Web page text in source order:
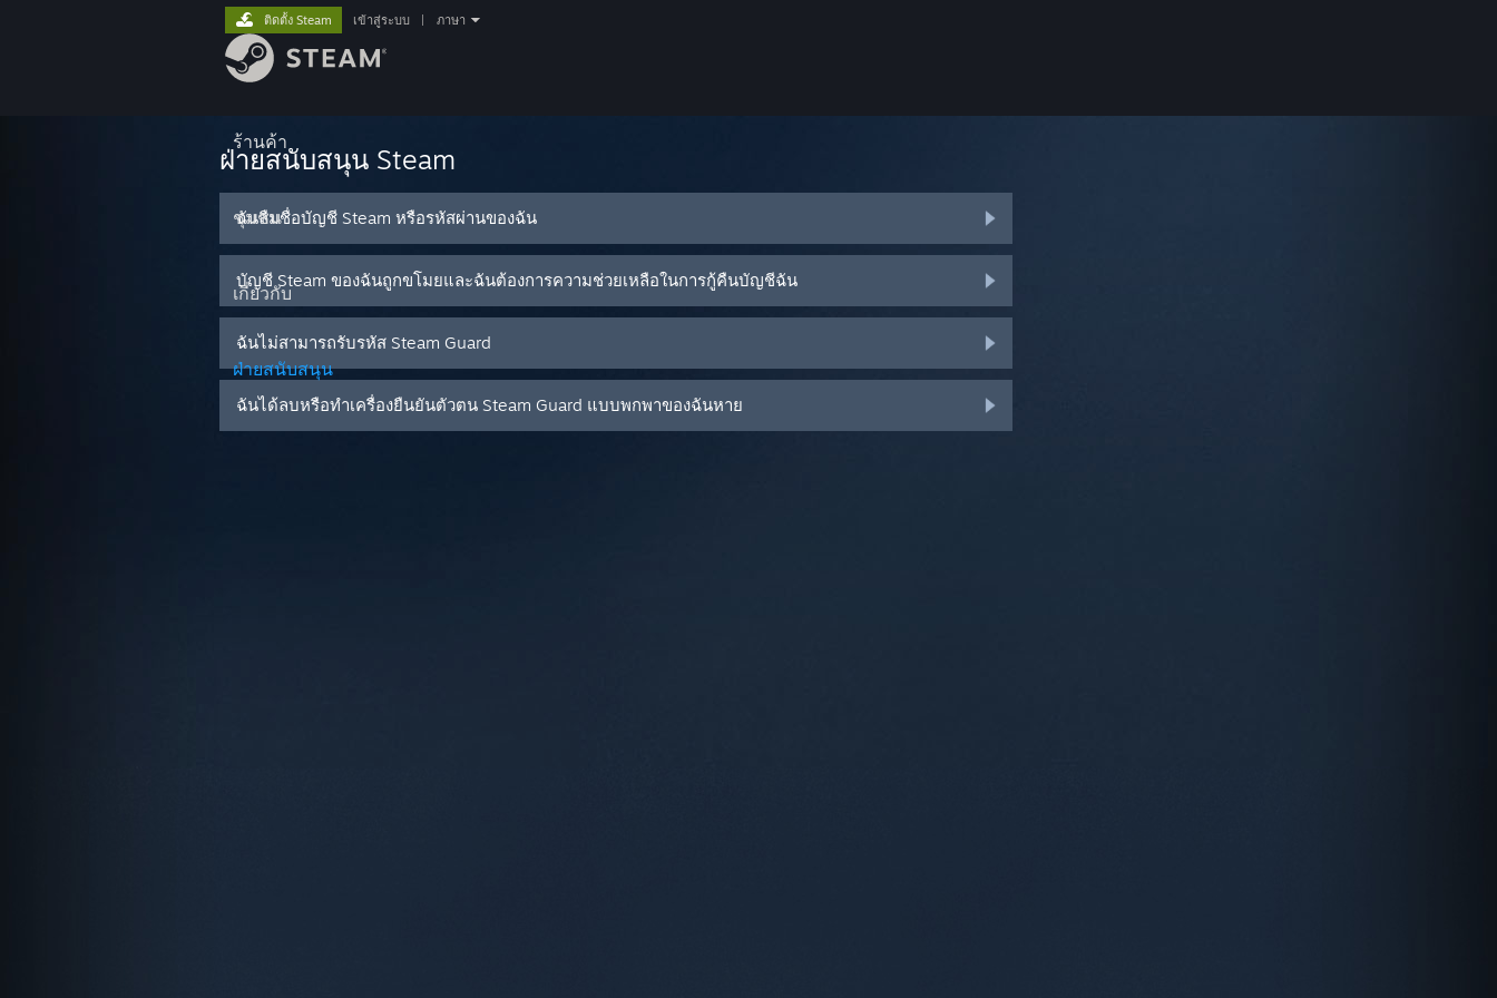
ร้านค้า
ชุมชน
เกี่ยวกับ
ฝ่ายสนับสนุน
ติดตั้ง Steam เข้าสู่ระบบ ภาษา
ฝ่ายสนับสนุน Steam
ฉันลืมชื่อบัญชี Steam หรือรหัสผ่านของฉัน
บัญชี Steam ของฉันถูกขโมยและฉันต้องการความช่วยเหลือในการกู้คืนบัญชีฉัน
ฉันไม่สามารถรับรหัส Steam Guard
ฉันได้ลบหรือทำเครื่องยืนยันตัวตน Steam Guard แบบพกพาของฉันหาย